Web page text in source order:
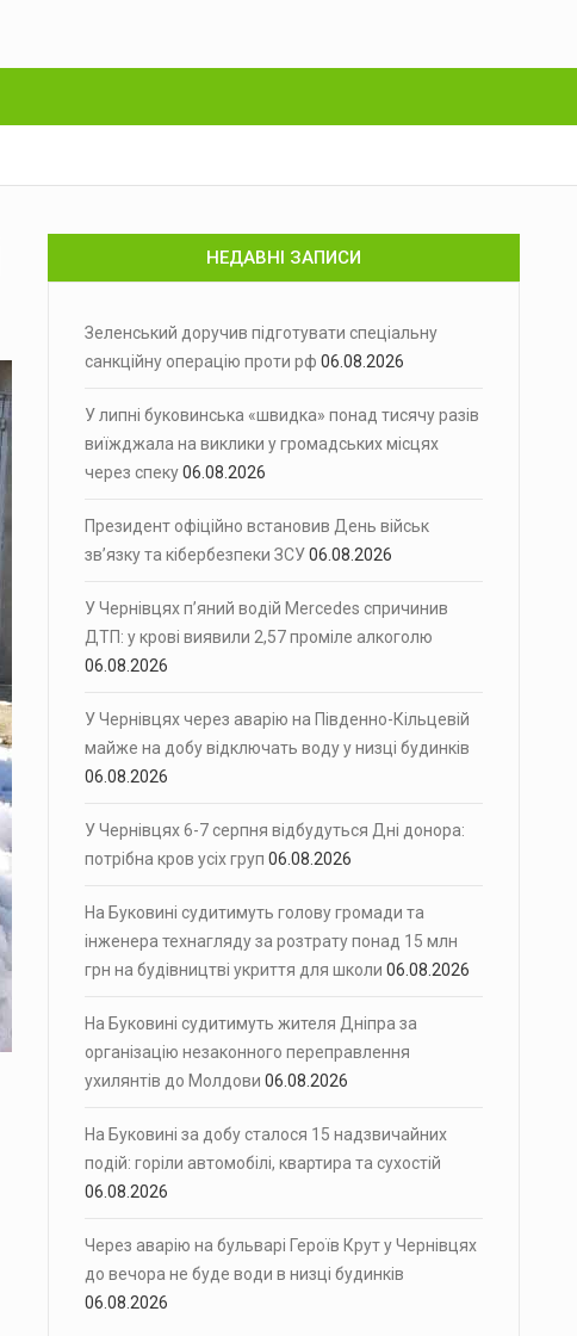
НЕДАВНІ ЗАПИСИ
Зеленський доручив підготувати спеціальну
санкційну операцію проти рф 06.08.2026
У липні буковинська «швидка» понад тисячу разів
виїжджала на виклики у громадських місцях
через спеку06.08.2026
Президент офіційно встановив День військ
зв’язку та кібербезпеки ЗСУ06.08.2026
У Чернівцях п’яний водій Mercedes спричинив
ДТП: у крові виявили 2,57 проміле алкоголю
06.08.2026
У Чернівцях через аварію на Південно-Кільцевій
майже на добу відключать воду у низці будинків
06.08.2026
У Чернівцях 6-7 серпня відбудуться Дні донора:
потрібна кров усіх груп 06.08.2026
На Буковині судитимуть голову громади та
інженера технагляду за розтрату понад 15 млн
грн на будівництві укриття для школи 06.08.2026
На Буковині судитимуть жителя Дніпра за
організацію незаконного переправлення
ухилянтів до Молдови 06.08.2026
На Буковині за добу сталося 15 надзвичайних
подій: горіли автомобілі, квартира та сухостій
06.08.2026
Через аварію на бульварі Героїв Крут у Чернівцях
до вечора не буде води в низці будинків
06.08.2026